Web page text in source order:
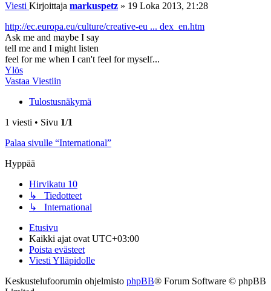
Viesti Kirjoittaja markuspetz » 19 Loka 2013, 21:28
http://ec.europa.eu/culture/creative-eu ... dex_en.htm
Ask me and maybe I say
tell me and I might listen
feel for me when I can't feel for myself...
Ylös
Vastaa Viestiin
Tulostusnäkymä
1 viesti • Sivu 1/1
Palaa sivulle “International”
Hyppää
Hirvikatu 10
↳ Tiedotteet
↳ International
Etusivu
Kaikki ajat ovat UTC+03:00
Poista evästeet
Viesti Ylläpidolle
Keskustelufoorumin ohjelmisto phpBB® Forum Software © phpBB